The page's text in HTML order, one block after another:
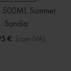
500ML Summer
Sandía
€ (com IVA)